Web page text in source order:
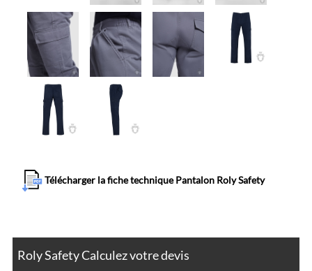
Télécharger la fiche technique Pantalon Roly Safety
Roly Safety Calculez votre devis